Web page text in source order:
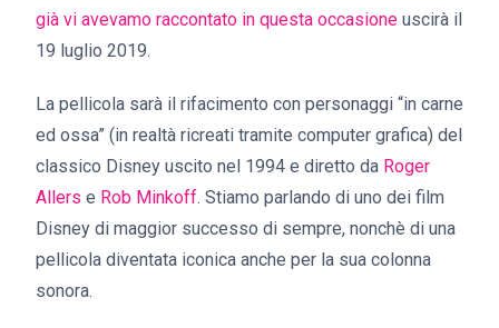
già vi avevamo raccontato in questa occasione uscirà il
19 luglio 2019.
La pellicola sarà il rifacimento con personaggi “in carne
ed ossa” (in realtà ricreati tramite computer grafica) del
classico Disney uscito nel 1994 e diretto da Roger
Allers e Rob Minkoff. Stiamo parlando di uno dei film
Disney di maggior successo di sempre, nonchè di una
pellicola diventata iconica anche per la sua colonna
sonora.